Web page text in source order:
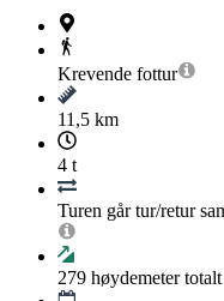
Krevende fottur
11,5 km
4 t
Turen går tur/retur
279 høydemeter totalt